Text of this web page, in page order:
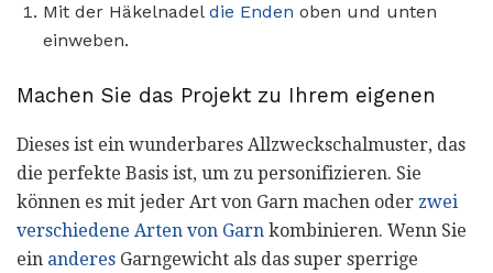
Mit der Häkelnadel die Enden oben und unten
einweben.
Machen Sie das Projekt zu Ihrem eigenen
Dieses ist ein wunderbares Allzweckschalmuster, das
die perfekte Basis ist, um zu personifizieren. Sie
können es mit jeder Art von Garn machen oder zwei
verschiedene Arten von Garn kombinieren. Wenn Sie
ein anderes Garngewicht als das super sperrige